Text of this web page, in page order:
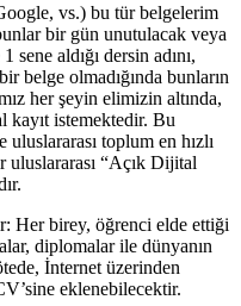
vs.) bu tür belgelerim
bir gün unutulacak veya
aldığı dersin adını,
belge olmadığında bunların
her şeyin elimizin altında,
kayıt istemektedir. Bu
toplum en hızlı
“Açık Dijital
Her birey, öğrenci elde ettiği
diplomalar ile dünyanın
İnternet üzerinden
eklenebilecektir.